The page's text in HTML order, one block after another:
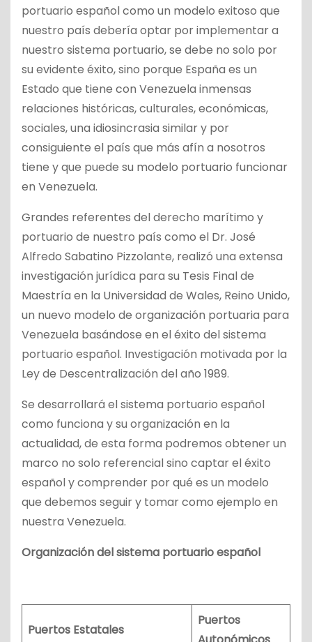
portuario español como un modelo exitoso que
nuestro país debería optar por implementar a
nuestro sistema portuario, se debe no solo por
su evidente éxito, sino porque España es un
Estado que tiene con Venezuela inmensas
relaciones históricas, culturales, económicas,
sociales, una idiosincrasia similar y por
consiguiente el país que más afín a nosotros
tiene y que puede su modelo portuario funcionar
en Venezuela.
Grandes referentes del derecho marítimo y
portuario de nuestro país como el Dr. José
Alfredo Sabatino Pizzolante, realizó una extensa
investigación jurídica para su Tesis Final de
Maestría en la Universidad de Wales, Reino Unido,
un nuevo modelo de organización portuaria para
Venezuela basándose en el éxito del sistema
portuario español. Investigación motivada por la
Ley de Descentralización del año 1989.
Se desarrollará el sistema portuario español
como funciona y su organización en la
actualidad, de esta forma podremos obtener un
marco no solo referencial sino captar el éxito
español y comprender por qué es un modelo
que debemos seguir y tomar como ejemplo en
nuestra Venezuela.
Organización del sistema portuario español
Puertos Estatales
Puertos